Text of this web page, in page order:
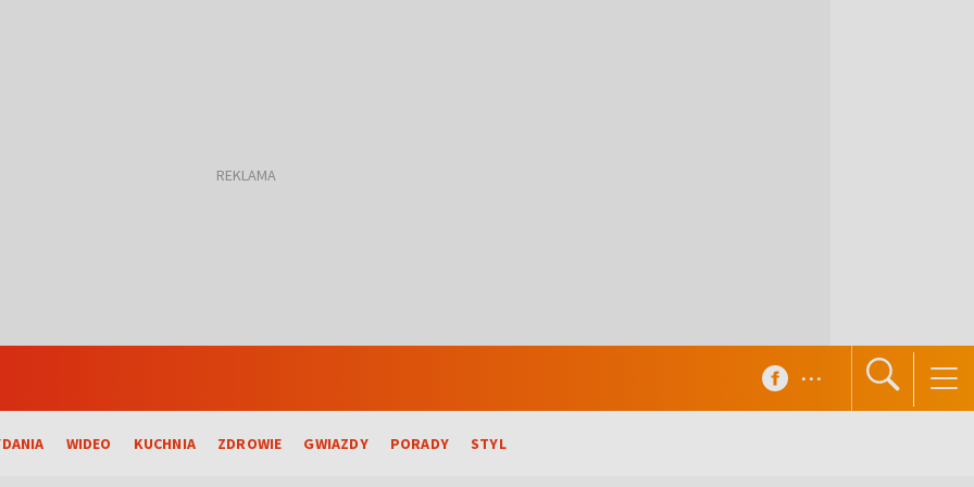
WIDEO KUCHNIA ZDROWIE GWIAZDY PORADY STYL
...